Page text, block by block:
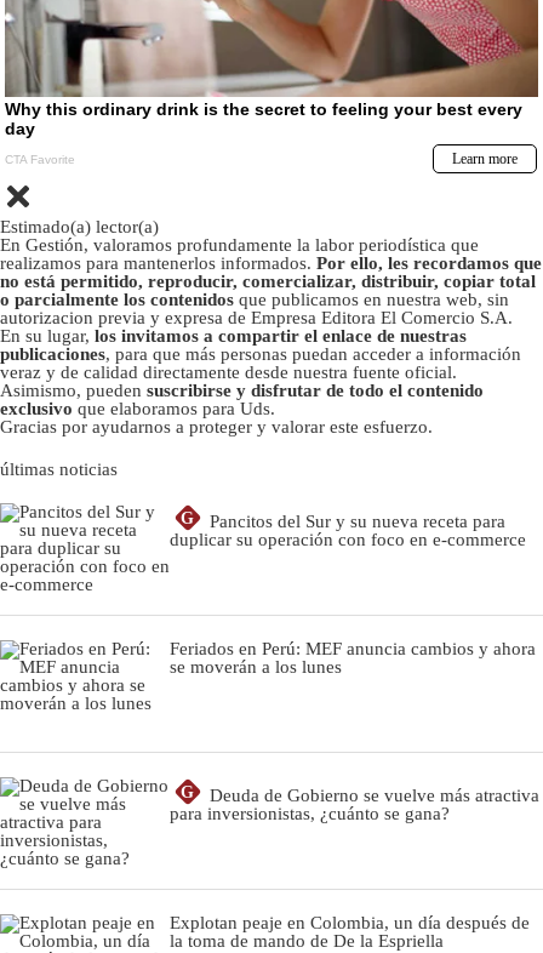
Estimado(a) lector(a)
En Gestión, valoramos profundamente la labor periodística que
realizamos para mantenerlos informados. Por ello, les recordamos que
no está permitido, reproducir, comercializar, distribuir, copiar total
o parcialmente los contenidos que publicamos en nuestra web, sin
autorizacion previa y expresa de Empresa Editora El Comercio S.A.
En su lugar, los invitamos a compartir el enlace de nuestras
publicaciones, para que más personas puedan acceder a información
veraz y de calidad directamente desde nuestra fuente oficial.
Asimismo, pueden suscribirse y disfrutar de todo el contenido
exclusivo que elaboramos para Uds.
Gracias por ayudarnos a proteger y valorar este esfuerzo.
últimas noticias
G
Pancitos del Sur y su nueva receta para
duplicar su operación con foco en e-commerce
Feriados en Perú: MEF anuncia cambios y ahora
se moverán a los lunes
G
Deuda de Gobierno se vuelve más atractiva
para inversionistas, ¿cuánto se gana?
Explotan peaje en Colombia, un día después de
la toma de mando de De la Espriella